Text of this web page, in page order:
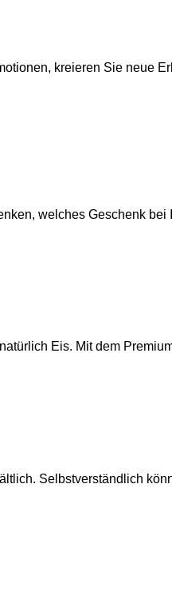
kreieren Sie neue
welches Geschenk
Eis. Mit dem
Selbstverständlich